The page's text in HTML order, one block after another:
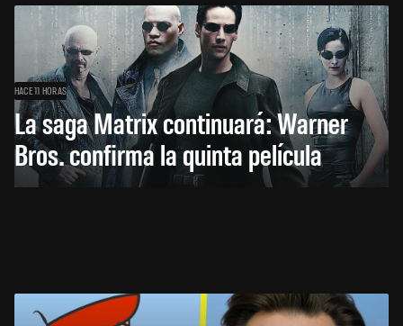
HACE 11 HORAS
La saga Matrix continuará: Warner
Bros. confirma la quinta película